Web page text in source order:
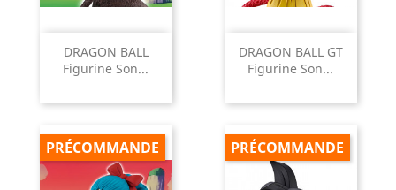
DRAGON BALL
Figurine Son...
DRAGON BALL GT
Figurine Son...
PRÉCOMMANDE PRÉCOMMANDE